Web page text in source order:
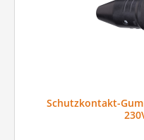
Schutzkontakt-